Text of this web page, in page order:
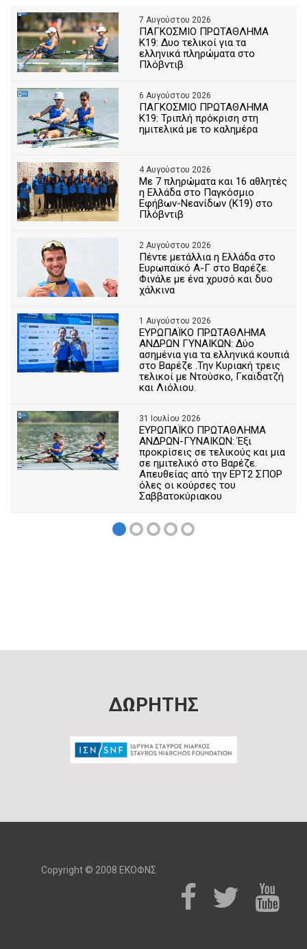
7 Αυγούστου 2026
ΠΑΓΚΟΣΜΙΟ ΠΡΩΤΑΘΛΗΜΑ
Κ19: Δυο τελικοί για τα
ελληνικά πληρώματα στο
Πλόβντιβ
6 Αυγούστου 2026
ΠΑΓΚΟΣΜΙΟ ΠΡΩΤΑΘΛΗΜΑ
Κ19: Τριπλή πρόκριση στη
ημιτελικά με το καλημέρα
4 Αυγούστου 2026
Με 7 πληρώματα και 16 αθλητές
η Ελλάδα στο Παγκόσμιο
Εφήβων-Νεανίδων (Κ19) στο
Πλόβντιβ
2 Αυγούστου 2026
Πέντε μετάλλια η Ελλάδα στο
Ευρωπαϊκό Α-Γ στο Βαρέζε.
Φινάλε με ένα χρυσό και δυο
χάλκινα
1 Αυγούστου 2026
ΕΥΡΩΠΑΪΚΟ ΠΡΩΤΑΘΛΗΜΑ
ΑΝΔΡΩΝ ΓΥΝΑΙΚΩΝ: Δύο
ασημένια για τα ελληνικά κουπιά
στο Βαρέζε .Την Κυριακή τρεις
τελικοί με Ντούσκο, Γκαϊδατζή
και Λιόλιου.
31 Ιουλίου 2026
ΕΥΡΩΠΑΪΚΟ ΠΡΩΤΑΘΛΗΜΑ
ΑΝΔΡΩΝ-ΓΥΝΑΙΚΩΝ: Έξι
προκρίσεις σε τελικούς και μια
σε ημιτελικό στο Βαρέζε.
Απευθείας από την ΕΡΤ2 ΣΠΟΡ
όλες οι κούρσες του
Σαββατοκύριακου
ΔΩΡΗΤΗΣ
Copyright © 2008 ΕΚΟΦΝΣ